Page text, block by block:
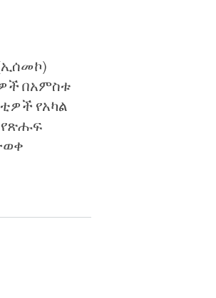
ሌሎች
ወራት
በአምስቱ
የአካል